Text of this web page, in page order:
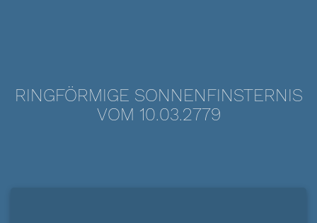
RINGFÖRMIGE SONNENFINSTERNIS
VOM 10.03.2779